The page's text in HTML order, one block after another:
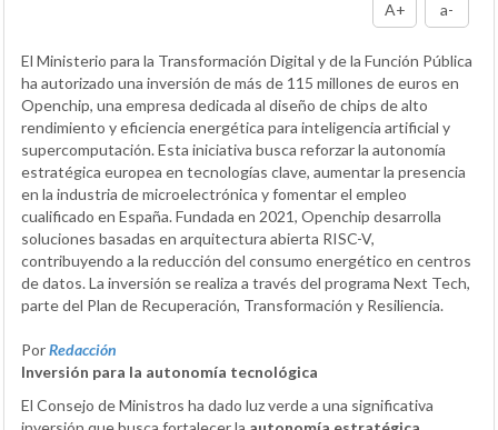
A+ a-
El Ministerio para la Transformación Digital y de la Función Pública
ha autorizado una inversión de más de 115 millones de euros en
Openchip, una empresa dedicada al diseño de chips de alto
rendimiento y eficiencia energética para inteligencia artificial y
supercomputación. Esta iniciativa busca reforzar la autonomía
estratégica europea en tecnologías clave, aumentar la presencia
en la industria de microelectrónica y fomentar el empleo
cualificado en España. Fundada en 2021, Openchip desarrolla
soluciones basadas en arquitectura abierta RISC-V,
contribuyendo a la reducción del consumo energético en centros
de datos. La inversión se realiza a través del programa Next Tech,
parte del Plan de Recuperación, Transformación y Resiliencia.
PorRedacción
Inversión para la autonomía tecnológica
El Consejo de Ministros ha dado luz verde a una significativa